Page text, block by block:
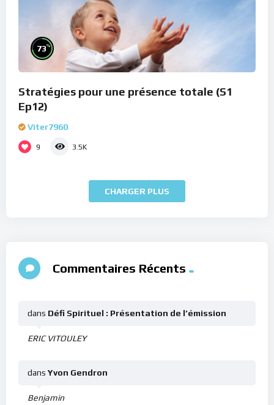
73%
Stratégies pour une présence totale (S1
Ep12)
Viter7960
9 3.5K
CHARGER PLUS
Commentaires Récents
ERIC VITOULEY
dans Défi Spirituel : Présentation de l’émission
Benjamin
dans Yvon Gendron